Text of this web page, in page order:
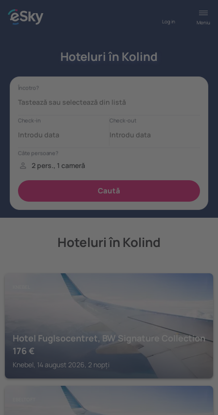
Meniu
Log in
Hoteluri în Kolind
Hoteluri în Kolind
Hotel Fuglsocentret, BW Signature Collection
176 €
Knebel, 14 august 2026, 2 nopți